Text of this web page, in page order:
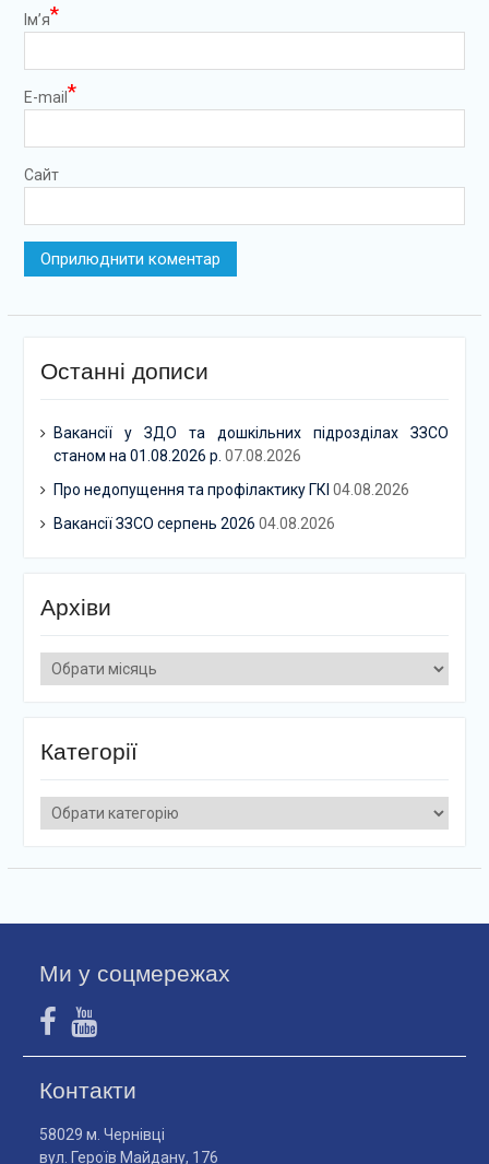
Ім’я*
E-mail *
Сайт
Останні дописи
Вакансії у ЗДО та дошкільних підрозділах ЗЗСО
станом на 01.08.2026 р. 07.08.2026
Про недопущення та профілактику ГКІ 04.08.2026
Вакансії ЗЗСО серпень 2026 04.08.2026
Архіви
Архіви
Категорії
Категорії
Ми у соцмережах
Контакти
58029 м. Чернівці
вул. Героїв Майдану, 176